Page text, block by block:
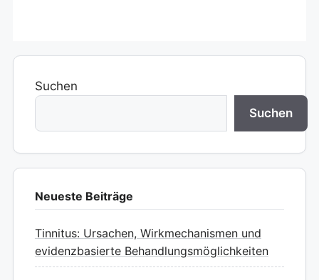
Suchen
Suchen
Neueste Beiträge
Tinnitus: Ursachen, Wirkmechanismen und
evidenzbasierte Behandlungsmöglichkeiten